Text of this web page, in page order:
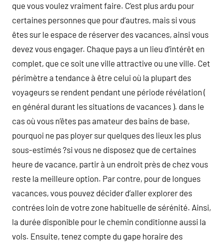
que vous voulez vraiment faire. C’est plus ardu pour
certaines personnes que pour d’autres, mais si vous
êtes sur le espace de réserver des vacances, ainsi vous
devez vous engager. Chaque pays a un lieu d’intérêt en
complet, que ce soit une ville attractive ou une ville. Cet
périmètre a tendance à être celui où la plupart des
voyageurs se rendent pendant une période révélation (
en général durant les situations de vacances ). dans le
cas où vous n’êtes pas amateur des bains de base,
pourquoi ne pas ployer sur quelques des lieux les plus
sous-estimés ?si vous ne disposez que de certaines
heure de vacance, partir à un endroit près de chez vous
reste la meilleure option. Par contre, pour de longues
vacances, vous pouvez décider d’aller explorer des
contrées loin de votre zone habituelle de sérénité. Ainsi,
la durée disponible pour le chemin conditionne aussi la
vols. Ensuite, tenez compte du gape horaire des